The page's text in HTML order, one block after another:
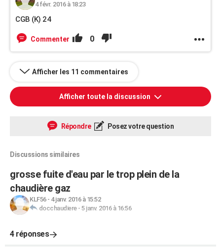
4 févr. 2016 à 18:23
CGB (K) 24
Commenter 0
Afficher les 11 commentaires
Afficher toute la discussion
Répondre Posez votre question
Discussions similaires
grosse fuite d'eau par le trop plein de la
chaudière gaz
KLF56- 4 janv. 2016 à 15:52
docchaudiere- 5 janv. 2016 à 16:56
4 réponses